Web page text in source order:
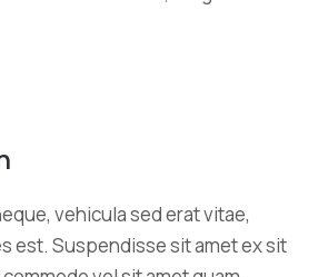
vehicula sed erat vitae,
est. Suspendisse sit amet ex sit